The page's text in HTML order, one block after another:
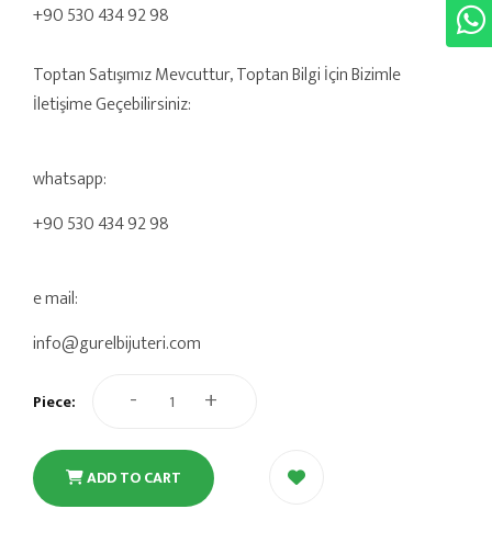
+90 530 434 92 98
Toptan Satışımız Mevcuttur, Toptan Bilgi İçin Bizimle
İletişime Geçebilirsiniz:
whatsapp:
+90 530 434 92 98
e mail:
info@gurelbijuteri.com
Piece: - +
ADD TO CART